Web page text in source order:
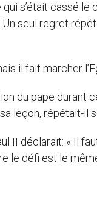
s’était cassé
seul regret
il fait marcher
du pape durant
leçon, répétait-il
II déclarait: « Il
le défi est le